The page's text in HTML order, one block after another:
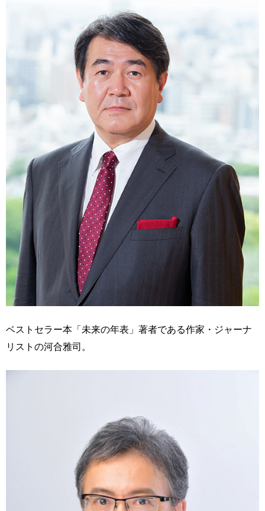
ベストセラー本「未来の年表」著者である作家・ジャーナ
リストの河合雅司。